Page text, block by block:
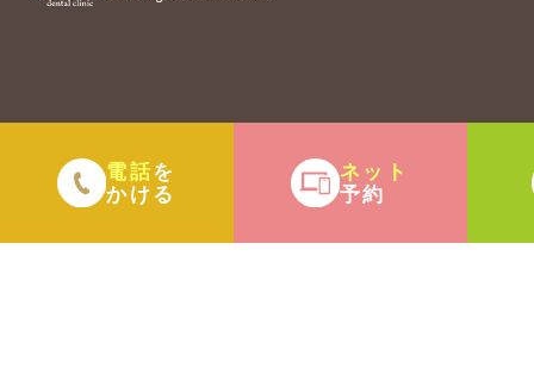
電話を
かける
ネット
予約